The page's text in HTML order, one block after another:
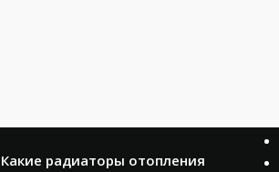
Какие радиаторы отопления